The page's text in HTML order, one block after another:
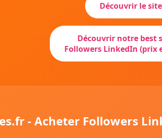
Découvrir le site
Découvrir notre best
Followers LinkedIn (prix
- Acheter Followers